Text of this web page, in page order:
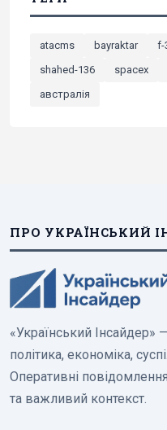
atacms bayraktar f-
shahed-136
spacex
австралія
ПРО УКРАЇНСЬКИЙ
«Український Інсайдер»
політика, економіка,
Оперативні
та важливий контекст.